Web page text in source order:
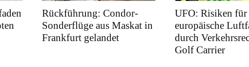
Rückführung: Condor-
Sonderflüge aus Maskat in
Frankfurt gelandet
UFO: Risiken für
europäische
durch
Golf Carrier